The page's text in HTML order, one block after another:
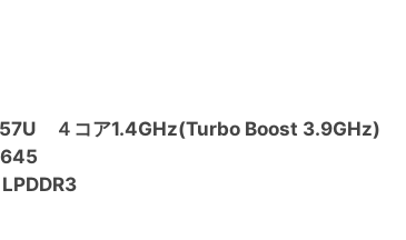
４コア1.4GHz(Turbo Boost 3.9GHz)